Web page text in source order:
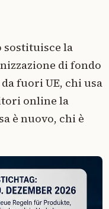
sostituisce la
di fondo
fuori UE, chi usa
online la
è nuovo, chi è